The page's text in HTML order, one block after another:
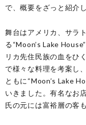
で、概要をざっと紹介し
舞台はアメリカ、サラ
る“Moon’s Lake
リカ先住民族の血をひ
で様々な料理を考案し
ともに“Moon’s Lake
いきました。有名なお
氏の元には富裕層の客